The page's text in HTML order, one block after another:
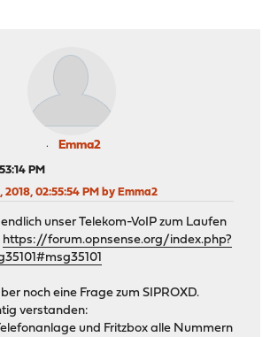
Emma2
PM
2018, 02:55:54 PM by Emma2
unser Telekom-VoIP zum Laufen
https://forum.opnsense.org/index.php?
noch eine Frage zum SIPROXD.
verstanden:
und Fritzbox alle Nummern